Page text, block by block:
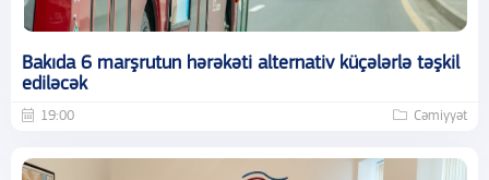
Bakıda 6 marşrutun hərəkəti alternativ küçələrlə təşkil
ediləcək
19:00 Cəmiyyət